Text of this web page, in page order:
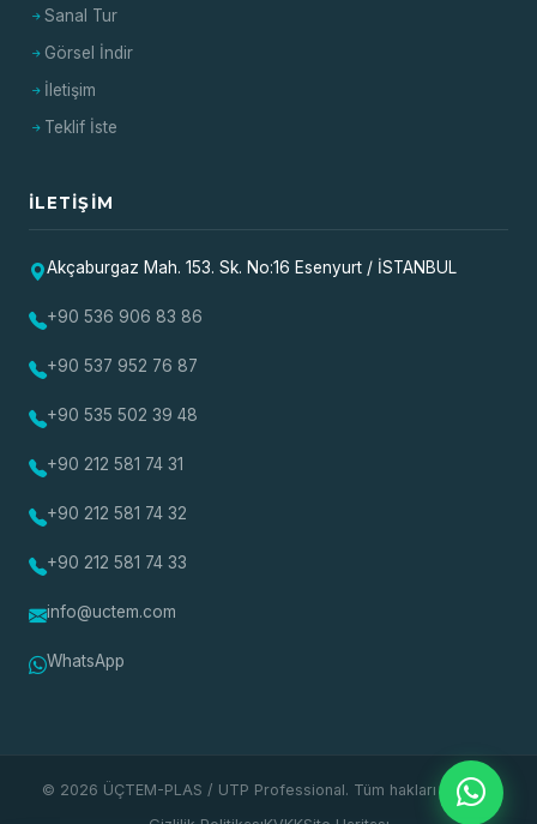
Sanal Tur
Görsel İndir
İletişim
Teklif İste
İLETIŞIM
Akçaburgaz Mah. 153. Sk. No:16 Esenyurt / İSTANBUL
+90 536 906 83 86
+90 537 952 76 87
+90 535 502 39 48
+90 212 581 74 31
+90 212 581 74 32
+90 212 581 74 33
info@uctem.com
WhatsApp
© 2026 ÜÇTEM-PLAS / UTP Professional. Tüm hakları saklıdır.